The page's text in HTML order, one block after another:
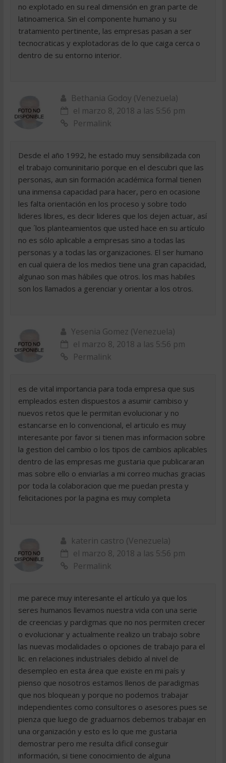
no explotado en su real dimensión en gran parte de
latinoamerica. Sin el componente humano y su
tratamiento pertinente, las empresas pasan a ser
tecnocraticas y explotadoras de lo que caiga cerca o
dentro de su entorno interior.
Bethania Godoy (Venezuela)
el marzo 8, 2018 a las 5:56 pm
Permalink
Desde el año 1992, he estado muy sensibilizada con
el trabajo comuninitario porque en el descubri que las
personas, aun sin formación académica formal tienen
una inmensa capacidad para hacer, pero en ocasione
les falta orientación en los proceso y sobre todo
lideres libres, es decir lideres que los dejen actuar, así
que ´los planteamientos que usted hace en su artículo
no es sólo aplicable a empresas sino a todas las
personas y a todas las organizaciones. El ser humano
en cual quiera de los medios tiene una gran capacidad,
algunao son mas hábiles que otros. los mas habiles
son los llamados a gerenciar y orientar a los otros.
Yesenia Gomez (Venezuela)
el marzo 8, 2018 a las 5:56 pm
Permalink
es de vital importancia para toda empresa que sus
empleados esten dispuestos a asumir cambiso y
nuevos retos que le permitan evolucionar y no
estancarse en lo convencional, el articulo es muy
interesante por favor si tienen mas informacion sobre
la gestion del cambio o los tipos de cambios aplicables
dentro de las empresas me gustaria que publicararan
mas sobre ello o enviarlas a mi correo muchas gracias
por toda la colaboracion que me puedan presta y
felicitaciones por la pagina es muy completa
katerin castro (Venezuela)
el marzo 8, 2018 a las 5:56 pm
Permalink
me parece muy interesante el artículo ya que los
seres humanos llevamos nuestra vida con una serie
de creencias y pardigmas que no nos permiten crecer
o evolucionar y actualmente realizo un trabajo sobre
las nuevas modalidades o opciones de trabajo para el
lic. en relaciones industriales debido al nivel de
desempleo en esta área que existe en mi país y
pienso que nosotros estamos llenos de paradigmas
que nos bloquean y porque no podemos trabajar
independientes como consultores o asesores pues se
pienza que luego de graduarnos debemos trabajar en
una organización y esto es lo que me gustaria
demostrar pero me resulta dificil conseguir
información, si tiene conocimiento de alguna